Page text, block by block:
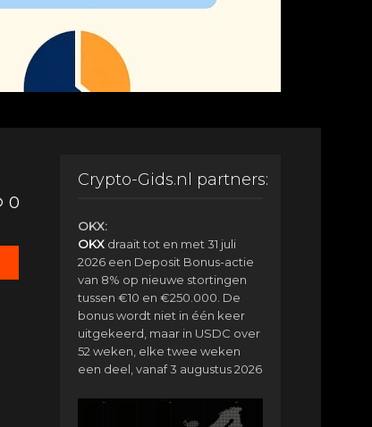
0
Crypto-Gids.nl partners:
OKX:
OKXdraait tot en met 31 juli
2026 een Deposit Bonus-actie
van 8% op nieuwe stortingen
tussen €10 en €250.000. De
bonus wordt niet in één keer
uitgekeerd, maar in USDC over
52 weken, elke twee weken
een deel, vanaf 3 augustus 2026